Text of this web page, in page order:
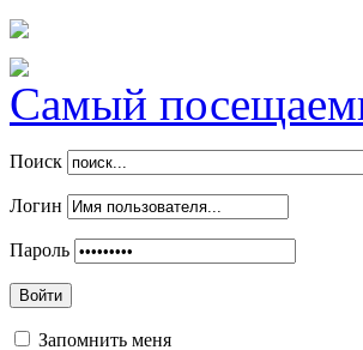
Самый
Поиск
Логин
Пароль
Войти
Запомнить меня